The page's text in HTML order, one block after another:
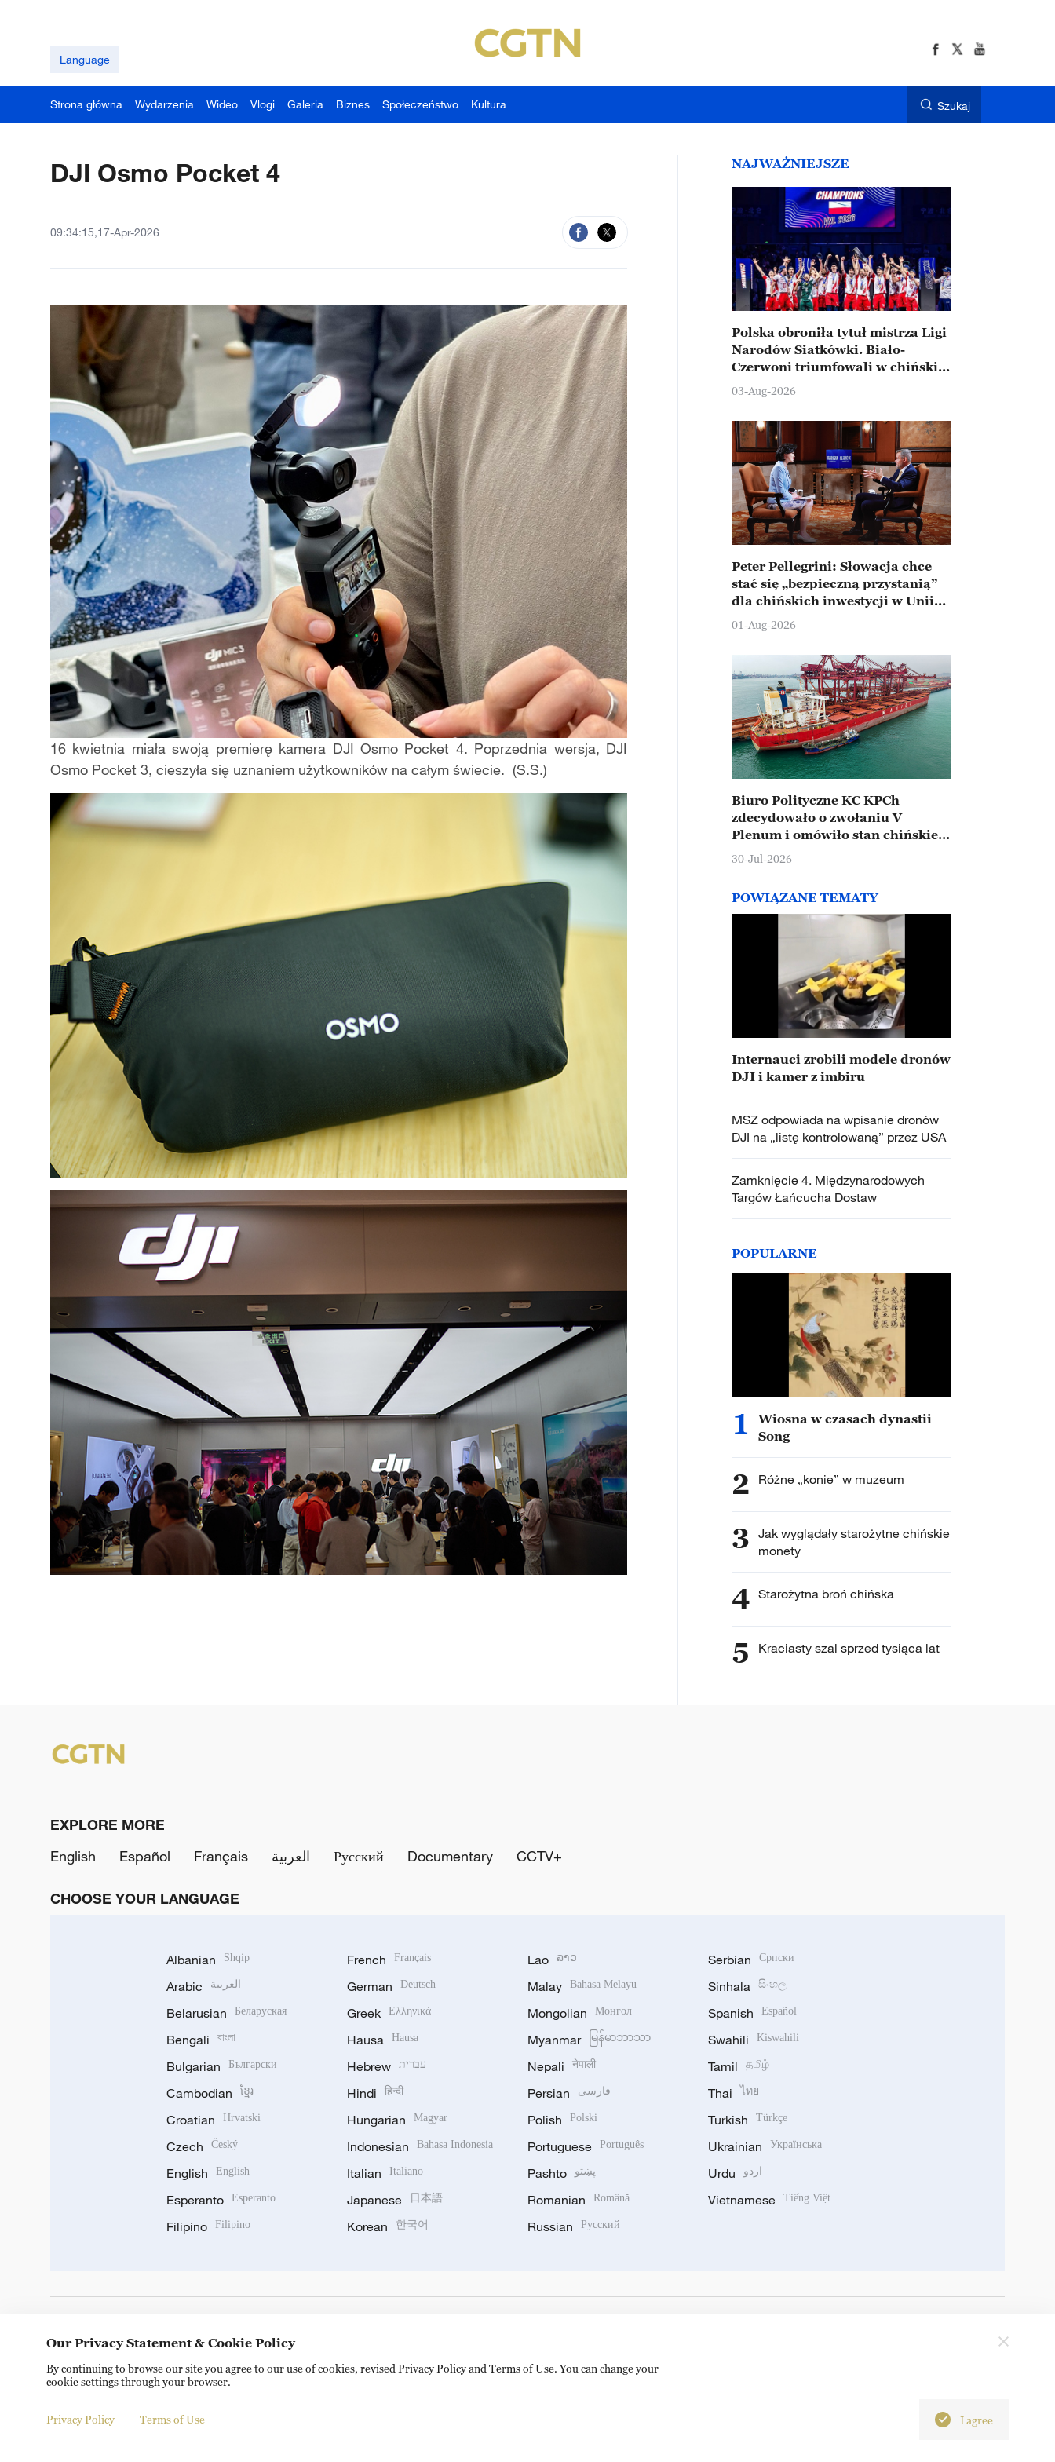
Language
Strona główna Wydarzenia Wideo Vlogi Galeria Biznes Społeczeństwo Kultura Szukaj
DJI Osmo Pocket 4
09:34:15,17-Apr-2026
16 kwietnia miała swoją premierę kamera DJI Osmo Pocket 4. Poprzednia wersja, DJI
Osmo Pocket 3, cieszyła się uznaniem użytkowników na całym świecie. (S.S.)
NAJWAŻNIEJSZE
Polska obroniła tytuł mistrza Ligi
Narodów Siatkówki. Biało-
Czerwoni triumfowali w chińskim
Ningbo
03-Aug-2026
Peter Pellegrini: Słowacja chce
stać się „bezpieczną przystanią”
dla chińskich inwestycji w Unii
Europejskiej
01-Aug-2026
Biuro Polityczne KC KPCh
zdecydowało o zwołaniu V
Plenum i omówiło stan chińskiej
gospodarki
30-Jul-2026
POWIĄZANE TEMATY
Internauci zrobili modele dronów
DJI i kamer z imbiru
MSZ odpowiada na wpisanie dronów
DJI na „listę kontrolowaną” przez USA
Zamknięcie 4. Międzynarodowych
Targów Łańcucha Dostaw
POPULARNE
1
Wiosna w czasach dynastii
Song
2 Różne „konie” w muzeum
3 Jak wyglądały starożytne chińskie
monety
4 Starożytna broń chińska
5 Kraciasty szal sprzed tysiąca lat
EXPLORE MORE
English
Español Français العربية Русский Documentary CCTV+
CHOOSE YOUR LANGUAGE
Albanian Shqip
Arabic العربية
Belarusian Беларуская
Bengali বাংলা
Bulgarian Български
Cambodian ខ្មែរ
Croatian Hrvatski
Czech Český
English English
Esperanto Esperanto
Filipino Filipino
French Français
German Deutsch
Greek Ελληνικά
Hausa Hausa
Hebrew עברית
Hindi हिन्दी
Hungarian Magyar
Indonesian Bahasa Indonesia
Italian Italiano
Japanese 日本語
Korean 한국어
Lao ລາວ
Malay Bahasa Melayu
Mongolian Монгол
Myanmar မြန်မာဘာသာ
Nepali नेपाली
Persian فارسی
Polish Polski
Portuguese Português
Pashto پښتو
Romanian Română
Russian Русский
Serbian Српски
Sinhala සිංහල
Spanish Español
Swahili Kiswahili
Tamil தமிழ்
Thai ไทย
Turkish Türkçe
Ukrainian Українська
Urdu اردو
Vietnamese Tiếng Việt
Copyright © 2024 CGTN. 京ICP备20000184号
Our Privacy Statement & Cookie Policy
By continuing to browse our site you agree to our use of cookies, revised Privacy Policy and Terms of Use. You can change your
cookie settings through your browser.
Privacy Policy Terms of Use I agree